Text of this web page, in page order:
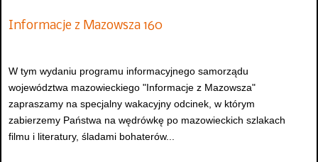
Informacje z Mazowsza 160
W tym wydaniu programu informacyjnego samorządu
województwa mazowieckiego "Informacje z Mazowsza"
zapraszamy na specjalny wakacyjny odcinek, w którym
zabierzemy Państwa na wędrówkę po mazowieckich szlakach
filmu i literatury, śladami bohaterów...